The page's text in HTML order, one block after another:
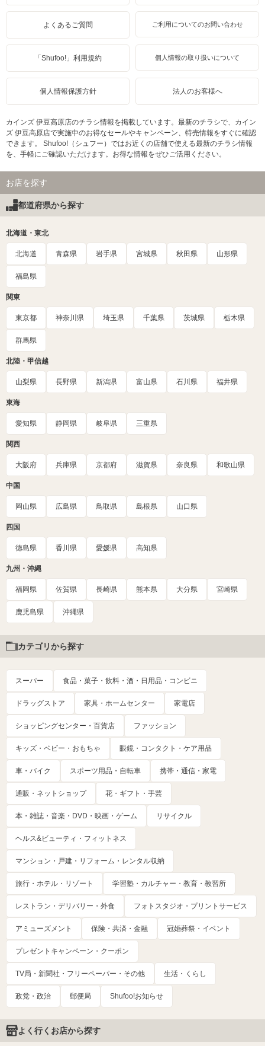
よくあるご質問 ご利用についてのお問い合わせ
「Shufoo!」利用規約 個人情報の取り扱いについて
個人情報保護方針 法人のお客様へ
カインズ 伊豆高原店のチラシ情報を掲載しています。最新のチラシで、カイン
ズ 伊豆高原店で実施中のお得なセールやキャンペーン、特売情報をすぐに確認
できます。 Shufoo!（シュフー）ではお近くの店舗で使える最新のチラシ情報
を、手軽にご確認いただけます。お得な情報をぜひご活用ください。
お店を探す
都道府県から探す
北海道・東北
北海道 青森県 岩手県 宮城県 秋田県 山形県
福島県
関東
東京都 神奈川県 埼玉県 千葉県 茨城県 栃木県
群馬県
北陸・甲信越
山梨県 長野県 新潟県 富山県 石川県 福井県
東海
愛知県 静岡県 岐阜県 三重県
関西
大阪府 兵庫県 京都府 滋賀県 奈良県 和歌山県
中国
岡山県 広島県 鳥取県 島根県 山口県
四国
徳島県 香川県 愛媛県 高知県
九州・沖縄
福岡県 佐賀県 長崎県 熊本県 大分県 宮崎県
鹿児島県 沖縄県
カテゴリから探す
スーパー 食品・菓子・飲料・酒・日用品・コンビニ
ドラッグストア 家具・ホームセンター 家電店
ショッピングセンター・百貨店 ファッション
キッズ・ベビー・おもちゃ 眼鏡・コンタクト・ケア用品
車・バイク スポーツ用品・自転車 携帯・通信・家電
通販・ネットショップ 花・ギフト・手芸
本・雑誌・音楽・DVD・映画・ゲーム リサイクル
ヘルス&ビューティ・フィットネス
マンション・戸建・リフォーム・レンタル収納
旅行・ホテル・リゾート 学習塾・カルチャー・教育・教習所
レストラン・デリバリー・外食 フォトスタジオ・プリントサービス
アミューズメント 保険・共済・金融 冠婚葬祭・イベント
プレゼントキャンペーン・クーポン
TV局・新聞社・フリーペーパー・その他 生活・くらし
政党・政治 郵便局 Shufoo!お知らせ
よく行くお店から探す